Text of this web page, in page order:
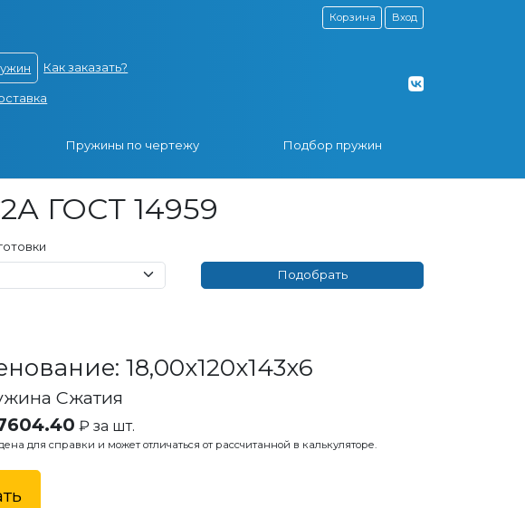
Корзина Вход
Как заказать?
Пружины по чертежу Подбор пружин
ГОСТ 14959
18,00x120x143x6
Сжатия
₽ за шт.
для справки и может отличаться от рассчитанной в калькуляторе.